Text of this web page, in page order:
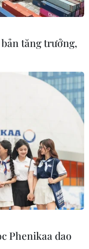
kinh tế do
Quốc và Ấn Độ sẽ
là Mỹ và Liên minh
vấn đề đối nội và
tăng trưởng,
Phenikaa dao